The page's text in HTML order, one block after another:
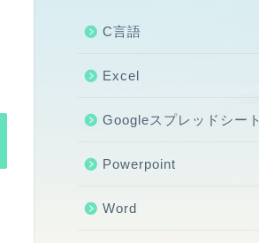
C言語
Excel
Googleスプレッドシート
Powerpoint
Word